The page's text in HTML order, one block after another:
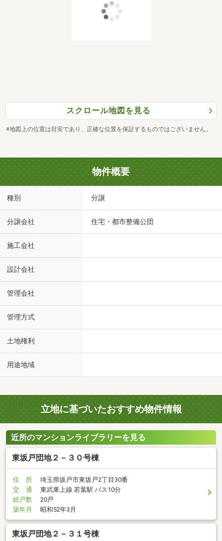
スクロール地図を見る
※地図上の位置は目安であり、正確な位置を保証するものではございません。
物件概要
種別 分譲
分譲会社 住宅・都市整備公団
施工会社
設計会社
管理会社
管理方式
土地権利
用途地域
立地に基づいたおすすめ物件情報
近所のマンションライブラリーを見る
東坂戸団地２－３０号棟
住 所
埼玉県坂戸市東坂戸2丁目30番
交 通
東武東上線 若葉駅 バス10分
総戸数
20戸
築年月
昭和52年3月
東坂戸団地２－３１号棟